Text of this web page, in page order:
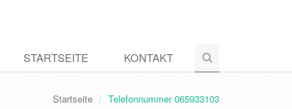
STARTSEITE KONTAKT
Startseite Telefonnummer 065933103